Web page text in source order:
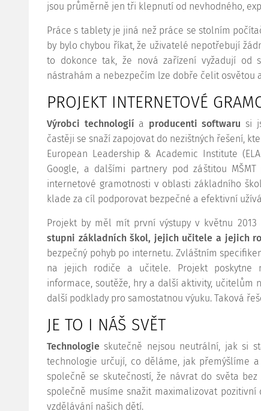
jsou průměrně jen tři klepnutí od nevhodného,
Práce s tablety je jiná než práce se stolním
by bylo chybou říkat, že uživatelé nepotřebují
to dokonce tak, že nová zařízení vyžadují od
nástrahám a nebezpečím lze dobře čelit osvětou
PROJEKT INTERNETOVÉ
Výrobci technologií a producenti softwaru si
častěji se snaží zapojovat do nezištných řešení,
European Leadership & Academic Institute
Google, a dalšími partnery pod záštitou
internetové gramotnosti v oblasti základního
klade za cíl podporovat bezpečné a efektivní
Projekt by měl mít první výstupy v květnu 2013
stupni základních škol, jejich učitele a jejich
bezpečný pohyb po internetu. Zvláštním
na jejich rodiče a učitele. Projekt poskytne
informace, soutěže, hry a další aktivity, učitelům
další podklady pro samostatnou výuku. Taková
JE TO I NÁŠ SVĚT
Technologie skutečně nejsou neutrální, jak si
technologie určují, co děláme, jak přemýšlíme
společně se skutečností, že návrat do světa
společně musíme snažit maximalizovat
vzdělávání našich dětí.